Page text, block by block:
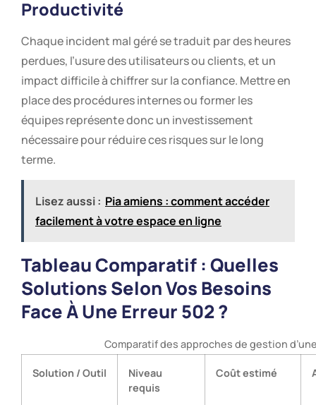
Productivité
Chaque incident mal géré se traduit par des heures
perdues, l’usure des utilisateurs ou clients, et un
impact difficile à chiffrer sur la confiance. Mettre en
place des procédures internes ou former les
équipes représente donc un investissement
nécessaire pour réduire ces risques sur le long
terme.
Lisez aussi : Pia amiens : comment accéder
facilement à votre espace en ligne
Tableau Comparatif : Quelles
Solutions Selon Vos Besoins
Face À Une Erreur 502 ?
Comparatif des approches de gestion
Solution / Outil
Niveau
requis
Coût estimé